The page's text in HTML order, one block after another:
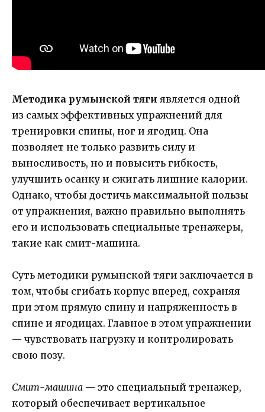
Методика румынской тяги является одной
из самых эффективных упражнений для
тренировки спины, ног и ягодиц. Она
позволяет не только развить силу и
выносливость, но и повысить гибкость,
улучшить осанку и сжигать лишние калории.
Однако, чтобы достичь максимальной пользы
от упражнения, важно правильно выполнять
его и использовать специальные тренажеры,
такие как смит-машина.
Суть методики румынской тяги заключается в
том, чтобы сгибать корпус вперед, сохраняя
при этом прямую спину и напряженность в
спине и ягодицах. Главное в этом упражнении
— чувствовать нагрузку и контролировать
свою позу.
Смит-машина — это специальный тренажер,
который обеспечивает вертикальное